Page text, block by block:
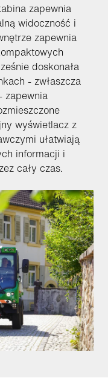
zapewnia
widoczność i
zapewnia
doskonała
- zwłaszcza
zapewnia
wyświetlacz z
ułatwiają
informacji i
cały czas.